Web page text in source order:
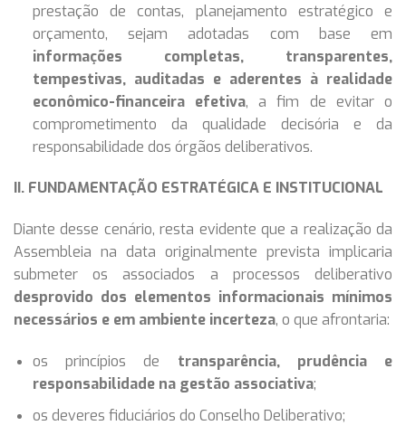
prestação de contas, planejamento estratégico e
orçamento, sejam adotadas com base em
informações completas, transparentes,
tempestivas, auditadas e aderentes à realidade
econômico-financeira efetiva, a fim de evitar o
comprometimento da qualidade decisória e da
responsabilidade dos órgãos deliberativos.
II. FUNDAMENTAÇÃO ESTRATÉGICA E INSTITUCIONAL
Diante desse cenário, resta evidente que a realização da
Assembleia na data originalmente prevista implicaria
submeter os associados a processos deliberativo
desprovido dos elementos informacionais mínimos
necessários e em ambiente incerteza, o que afrontaria:
os princípios de transparência, prudência e
responsabilidade na gestão associativa;
os deveres fiduciários do Conselho Deliberativo;